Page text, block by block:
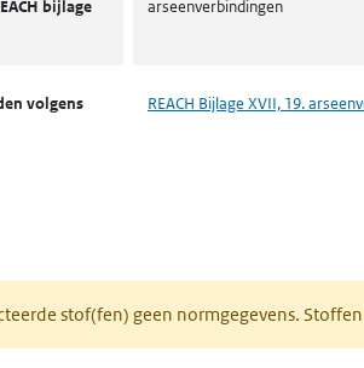
bijlage
arseenverbindingen
volgens
REACH Bijlage XVII, 19.
stof(fen) geen normgegevens.